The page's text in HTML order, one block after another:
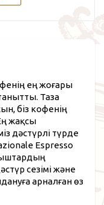
ең жоғары
Таза
біз кофенің
жақсы
дәстүрлі түрде
Espresso
сезімі және
арналған өз